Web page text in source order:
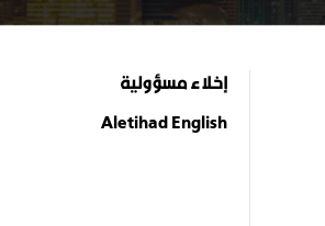
إخلاء مسؤولية
Aletihad English